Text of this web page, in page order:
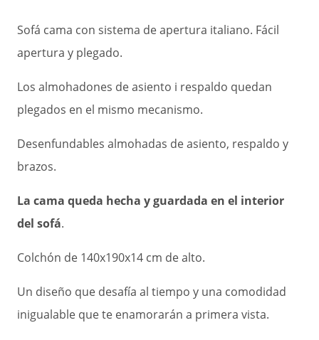
Sofá cama con sistema de apertura italiano. Fácil
apertura y plegado.
Los almohadones de asiento i respaldo quedan
plegados en el mismo mecanismo.
Desenfundables almohadas de asiento, respaldo y
brazos.
La cama queda hecha y guardada en el interior
del sofá.
Colchón de 140x190x14 cm de alto.
Un diseño que desafía al tiempo y una comodidad
inigualable que te enamorarán a primera vista.